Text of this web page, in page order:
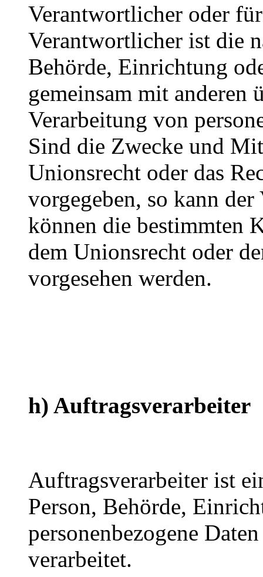
Verantwortlicher oder
Verantwortlicher ist die
Behörde, Einrichtung
gemeinsam mit
Verarbeitung von
Sind die Zwecke und
Unionsrecht oder das
vorgegeben, so kann
können die bestimmten
dem Unionsrecht oder
vorgesehen werden.
h) Auftragsverarbeiter
Auftragsverarbeiter ist
Person, Behörde,
personenbezogene
verarbeitet.